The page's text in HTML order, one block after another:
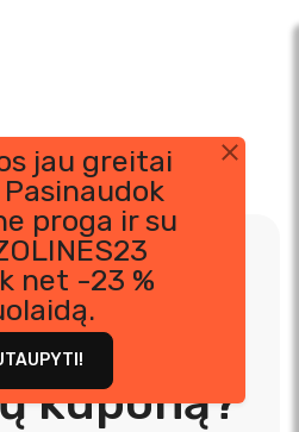
jau greitai
proga ir su
net -23 %
kuponą?